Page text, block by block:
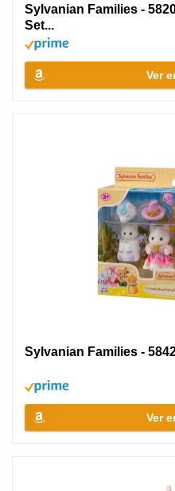
Sylvanian Families -
Set...
Ver
Sylvanian Families -
Ver